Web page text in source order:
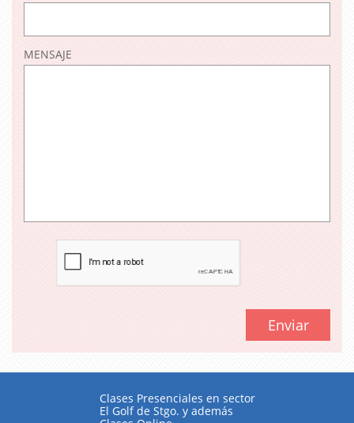
MENSAJE
Enviar
Clases Presenciales en sector
El Golf de Stgo. y además